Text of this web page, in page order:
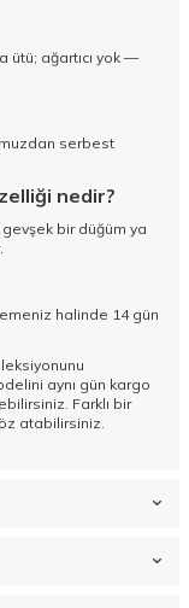
ütü; ağartıcı yok —
serbest
nedir?
bir düğüm ya
halinde 14 gün
aynı gün kargo
Farklı bir
atabilirsiniz.